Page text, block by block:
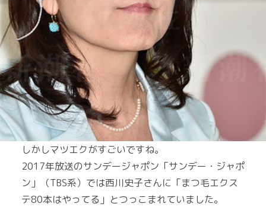
しかしマツエクがすごいですね。
2017年放送のサンデージャポン「サンデー・ジャポ
ン」（TBS系）では西川史子さんに「まつ毛エクス
テ80本はやってる」とつっこまれていました。